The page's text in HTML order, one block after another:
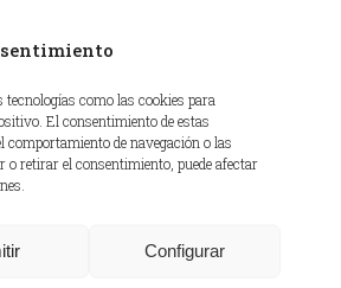
como las cookies para
El consentimiento de estas
de navegación o las
retirar el consentimiento, puede afectar
Configurar
entender el jamón ibérico.
cada etapa del
gastronómicos de
MADRID?